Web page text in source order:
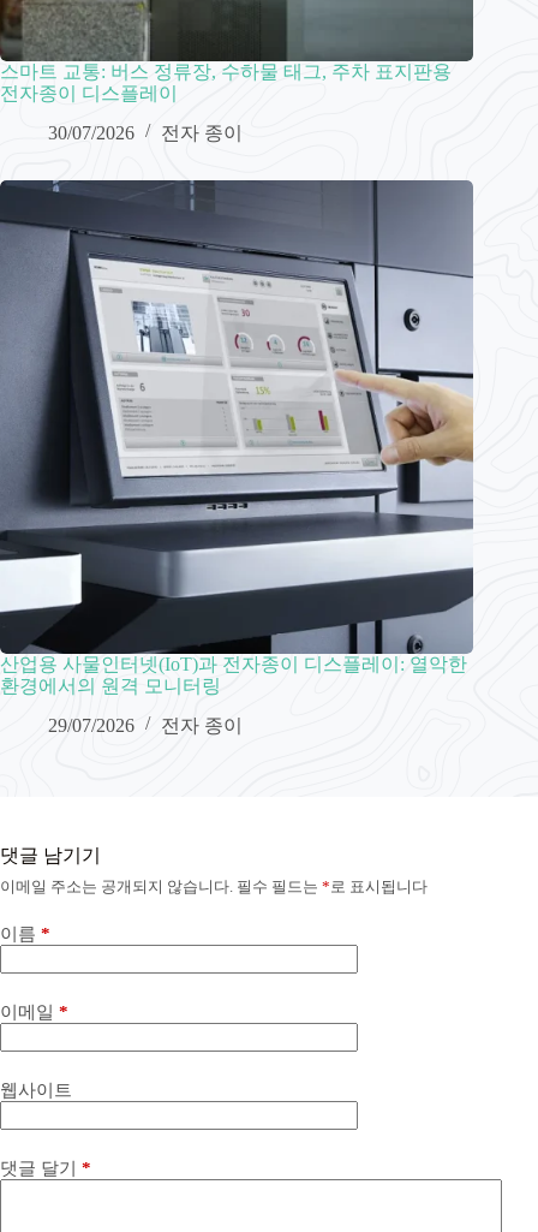
스마트 교통: 버스 정류장, 수하물 태그, 주차 표지판용
전자종이 디스플레이
30/07/2026
전자 종이
산업용 사물인터넷(IoT)과 전자종이 디스플레이: 열악한
환경에서의 원격 모니터링
29/07/2026
전자 종이
댓글 남기기
이메일 주소는 공개되지 않습니다. 필수 필드는 * 로 표시됩니다
이름 *
이메일 *
웹사이트
댓글 달기 *